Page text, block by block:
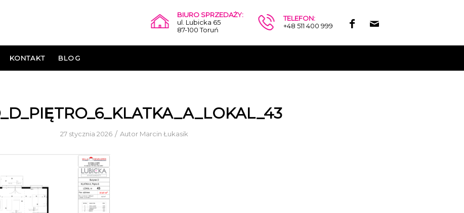
BIURO SPRZEDAŻY:
ul. Lubicka 65
87-100 Toruń
TELEFON:
+48 511 400 999
KONTAKT BLOG
27 stycznia 2026 / Autor Marcin Łukasik